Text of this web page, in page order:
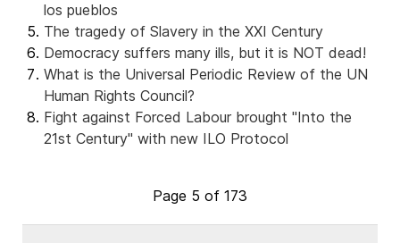
los pueblos
The tragedy of Slavery in the XXI Century
Democracy suffers many ills, but it is NOT dead!
What is the Universal Periodic Review of the UN
Human Rights Council?
Fight against Forced Labour brought "Into the
21st Century" with new ILO Protocol
Page 5 of 173